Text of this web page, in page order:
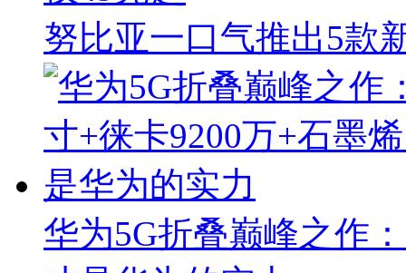
努比亚一口气推出5款
华为5G折叠巅峰之作